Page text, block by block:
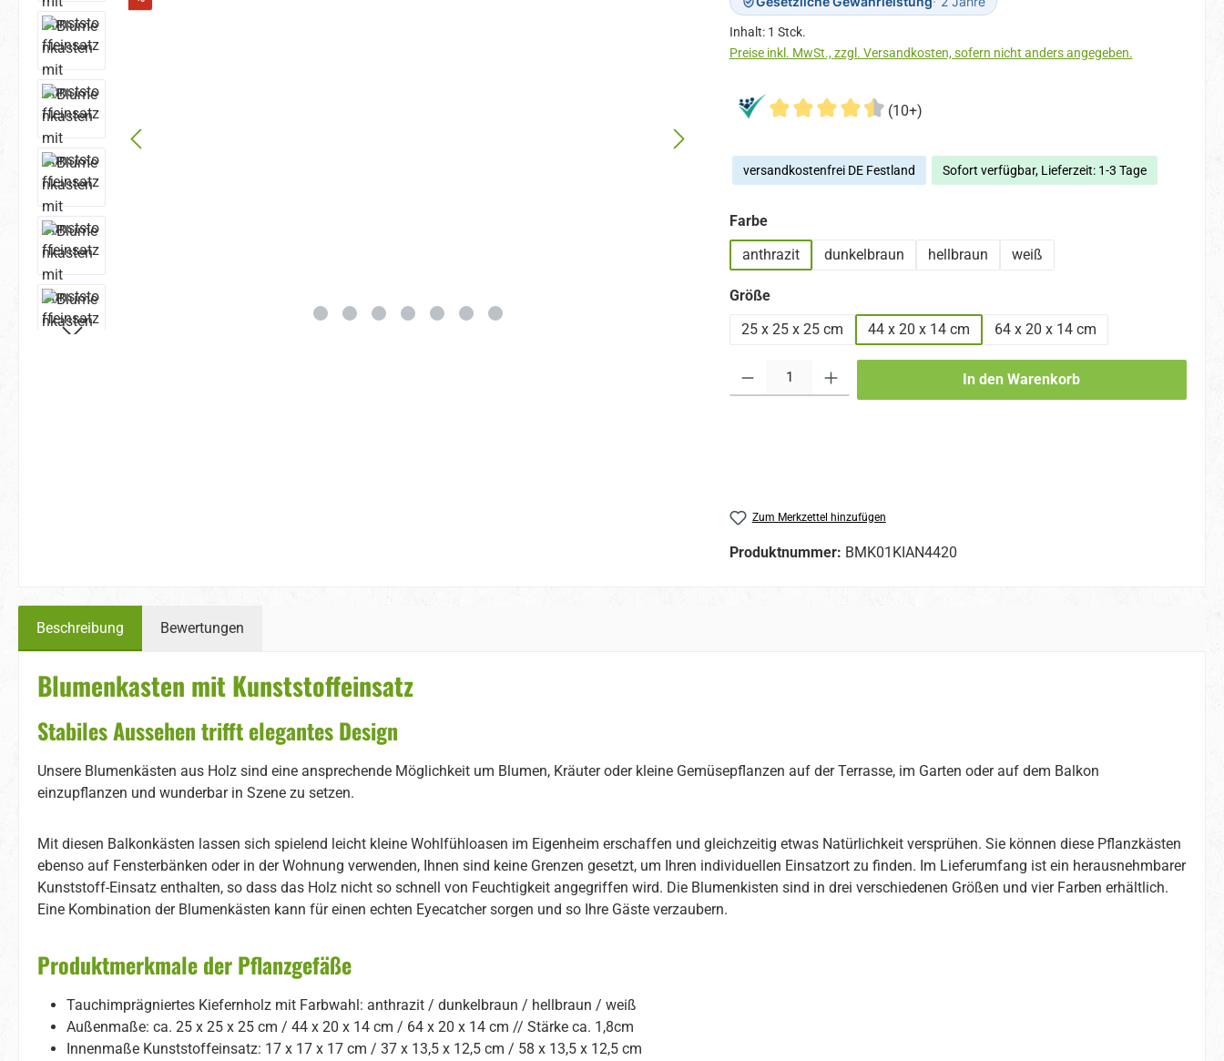
Inhalt: 1 Stck.
Preise inkl. MwSt., zzgl. Versandkosten, sofern nicht anders angegeben.
(10+)
versandkostenfrei DE Festland Sofort verfügbar, Lieferzeit: 1-3 Tage
Farbeauswählen
anthrazit
dunkelbraun hellbraun weiß
Größeauswählen
25 x 25 x 25 cm
44 x 20 x 14 cm 64 x 20 x 14 cm
In den Warenkorb
Zum Merkzettel hinzufügen
Produktnummer: BMK01KIAN4420
Beschreibung Bewertungen
Blumenkasten mit Kunststoffeinsatz
Stabiles Aussehen trifft elegantes Design
Unsere Blumenkästen aus Holz sind eine ansprechende Möglichkeit um Blumen, Kräuter oder kleine Gemüsepflanzen auf der Terrasse, im Garten oder auf dem Balkon
einzupflanzen und wunderbar in Szene zu setzen.
Mit diesen Balkonkästen lassen sich spielend leicht kleine Wohlfühloasen im Eigenheim erschaffen und gleichzeitig etwas Natürlichkeit versprühen. Sie können diese Pflanzkästen
ebenso auf Fensterbänken oder in der Wohnung verwenden, Ihnen sind keine Grenzen gesetzt, um Ihren individuellen Einsatzort zu finden. Im Lieferumfang ist ein herausnehmbarer
Kunststoff-Einsatz enthalten, so dass das Holz nicht so schnell von Feuchtigkeit angegriffen wird. Die Blumenkisten sind in drei verschiedenen Größen und vier Farben erhältlich.
Eine Kombination der Blumenkästen kann für einen echten Eyecatcher sorgen und so Ihre Gäste verzaubern.
Produktmerkmale der Pflanzgefäße
Tauchimprägniertes Kiefernholz mit Farbwahl: anthrazit / dunkelbraun / hellbraun / weiß
Außenmaße: ca. 25 x 25 x 25 cm / 44 x 20 x 14 cm / 64 x 20 x 14 cm // Stärke ca. 1,8cm
Innenmaße Kunststoffeinsatz: 17 x 17 x 17 cm / 37 x 13,5 x 12,5 cm / 58 x 13,5 x 12,5 cm